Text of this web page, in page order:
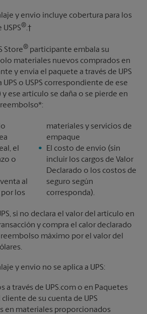
y envío incluye cobertura para los
USPS®.†
Store® participante embala su
materiales nuevos comprados en
y envía el paquete a través de UPS
UPS o USPS correspondiente de ese
ese artículo se daña o se pierde en
el
o
al
por los
materiales y servicios de
empaque
El costo de envío (sin
incluir los cargos de Valor
Declarado o los costos de
seguro según
corresponda).
si no declara el valor del artículo en
y compra el calor declarado
máximo por el valor del
y envío no se aplica a UPS:
a través de UPS.com o en Paquetes
de su cuenta de UPS
en materiales proporcionados